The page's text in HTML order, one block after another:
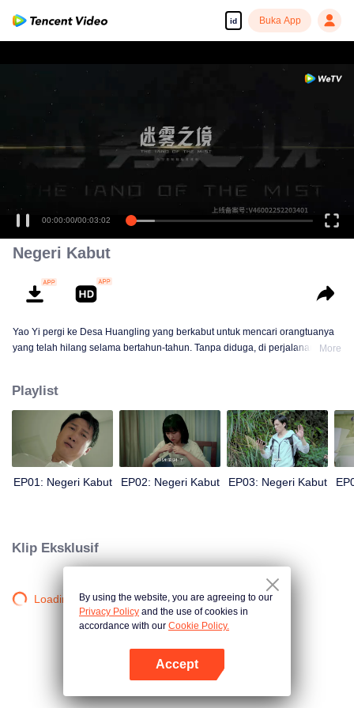
id Buka App
00:00:00/00:03:02
Negeri Kabut
Yao Yi pergi ke Desa Huangling yang berkabut untuk mencari orangtuanya
yang telah hilang selama bertahun-tahun. Tanpa diduga, di perjalanan,
banyak orang yang tinggal di desa itu, dan mereka tampaknya terkait
dengan misteri hilangnya orangtua dan teman-teman Yao Yi.
More
Playlist
EP01: Negeri Kabut EP02: Negeri Kabut EP03: Negeri Kabut
Klip Eksklusif
Loading…By using the website, you are agreeing to our
Privacy Policy and the use of cookies in
accordance with our Cookie Policy.
Accept